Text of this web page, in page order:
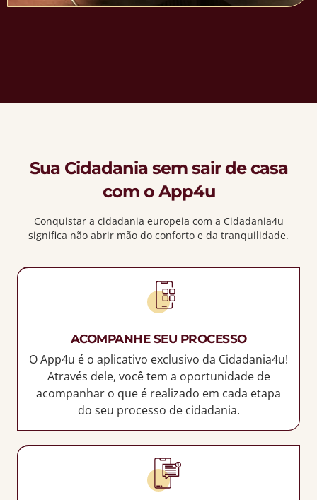
Sua Cidadania sem sair de casa
com o App4u
Conquistar a cidadania europeia com a Cidadania4u
significa não abrir mão do conforto e da tranquilidade.
ACOMPANHE SEU PROCESSO
O App4u é o aplicativo exclusivo da Cidadania4u!
Através dele, você tem a oportunidade de
acompanhar o que é realizado em cada etapa
do seu processo de cidadania.